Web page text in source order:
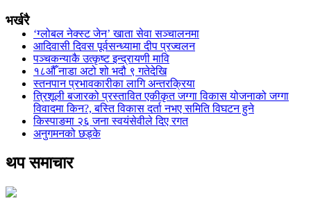
भर्खरै
‘ग्लोबल नेक्स्ट जेन’ खाता सेवा सञ्चालनमा
आदिवासी दिवस पूर्वसन्ध्यामा दीप प्रज्वलन
पञ्चकन्याकै उत्कृष्ट इन्द्रायणी मावि
१८औँ नाडा अटो शो भदौ ९ गतेदेखि
स्तनपान प्रभावकारीका लागि अन्तरक्रिया
त्रिशूली बजारको प्रस्तावित एकीकृत जग्गा विकास योजनाको जग्गा
विवादमा किन?, बस्ति विकास दर्ता नभए समिति विघटन हुने
किस्पाङमा २६ जना स्वयंसेवीले दिए रगत
अनुगमनको छड्के
थप समाचार